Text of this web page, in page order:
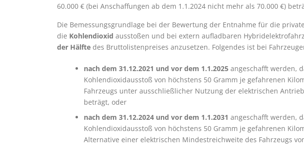
60.000 € (bei Anschaffungen ab dem 1.1.2024 nicht mehr als 70.000 €)
Die Bemessungsgrundlage bei der Bewertung der Entnahme für die
die Kohlendioxid ausstoßen und bei extern aufladbaren
der Hälfte des Bruttolistenpreises anzusetzen. Folgendes ist bei
nach dem 31.12.2021 und vor dem 1.1.2025 angeschafft werden,
Kohlendioxidausstoß von höchstens 50 Gramm je gefahrenen
Fahrzeugs unter ausschließlicher Nutzung der elektrischen
beträgt, oder
nach dem 31.12.2024 und vor dem 1.1.2031 angeschafft werden,
Kohlendioxidausstoß von höchstens 50 Gramm je gefahrenen
Alternative einer elektrischen Mindestreichweite des Fahrzeugs